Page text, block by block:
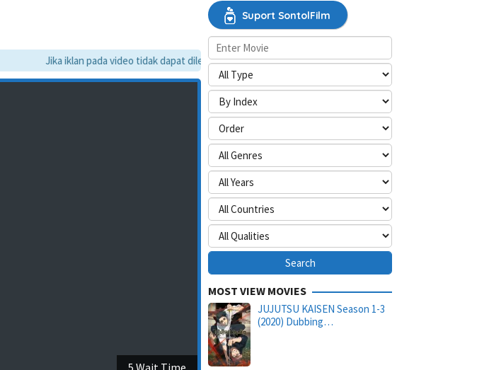
Jika iklan pada video tidak dapat dilewati, silakan aktifkan mode situs desktop.
4 Wait Time
Suport SontolFilm
MOST VIEW MOVIES
JUJUTSU KAISEN Season 1-3
(2020) Dubbing…